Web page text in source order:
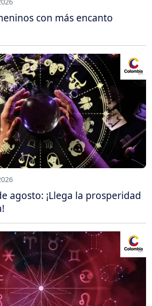
con más encanto
agosto: ¡Llega la prosperidad